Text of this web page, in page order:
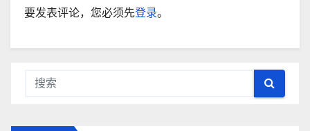
要发表评论，您必须先登录。